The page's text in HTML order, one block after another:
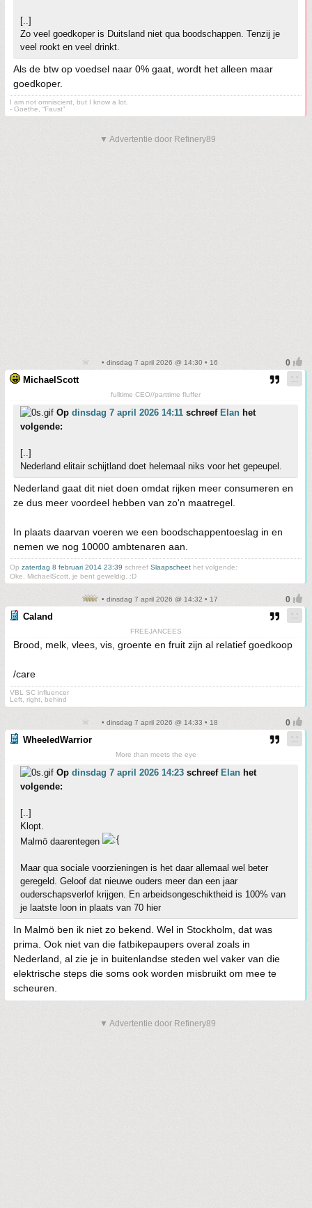
[..]
Zo veel goedkoper is Duitsland niet qua boodschappen. Tenzij je
veel rookt en veel drinkt.
Als de btw op voedsel naar 0% gaat, wordt het alleen maar
goedkoper.
I am not omniscient, but I know a lot.
- Goethe, “Faust”
▼ Advertentie door Refinery89
• dinsdag 7 april 2026 @ 14:30 • 16
MichaelScott
fulltime CEO//parttime fluffer
Op dinsdag 7 april 2026 14:11 schreef Elan het
volgende:
[..]
Nederland elitair schijtland doet helemaal niks voor het gepeupel.
Nederland gaat dit niet doen omdat rijken meer consumeren en
ze dus meer voordeel hebben van zo'n maatregel.
In plaats daarvan voeren we een boodschappentoeslag in en
nemen we nog 10000 ambtenaren aan.
Op zaterdag 8 februari 2014 23:39 schreef Slaapscheet het volgende:
Oke, MichaelScott, je bent geweldig. :D
• dinsdag 7 april 2026 @ 14:32 • 17
Caland
FREEJANCEES
Brood, melk, vlees, vis, groente en fruit zijn al relatief goedkoop
/care
VBL SC influencer
Left, right, behind
• dinsdag 7 april 2026 @ 14:33 • 18
WheeledWarrior
More than meets the eye
Op dinsdag 7 april 2026 14:23 schreef Elan het
volgende:
[..]
Klopt.
Malmö daarentegen
Maar qua sociale voorzieningen is het daar allemaal wel beter
geregeld. Geloof dat nieuwe ouders meer dan een jaar
ouderschapsverlof krijgen. En arbeidsongeschiktheid is 100% van
je laatste loon in plaats van 70 hier
In Malmö ben ik niet zo bekend. Wel in Stockholm, dat was
prima. Ook niet van die fatbikepaupers overal zoals in
Nederland, al zie je in buitenlandse steden wel vaker van die
elektrische steps die soms ook worden misbruikt om mee te
scheuren.
▼ Advertentie door Refinery89